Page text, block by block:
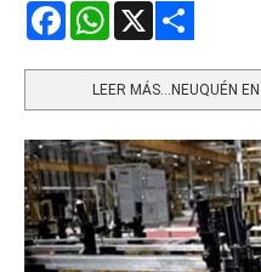
FacebookWhatsApp
LEER MÁS…NEUQUÉN